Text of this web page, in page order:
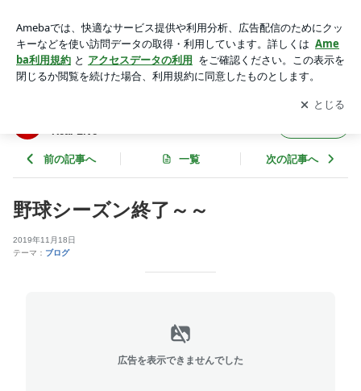
eaLのReal Live
アプリをダウンロードして ブログの更新通知
を受け取りまし
ょう。
開く
Real Live
前の記事へ 一覧 次の記事へ
野球シーズン終了～～
2019年11月18日
テーマ： ブログ
広告を表示できませんでした